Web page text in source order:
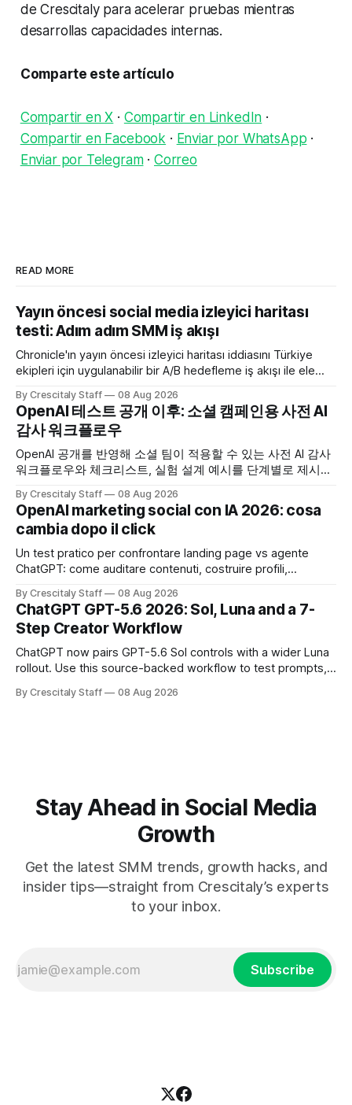
de Crescitaly para acelerar pruebas mientras
desarrollas capacidades internas.
Comparte este artículo
Compartir en X · Compartir en LinkedIn ·
Compartir en Facebook · Enviar por WhatsApp ·
Enviar por Telegram· Correo
READ MORE
Yayın öncesi social media izleyici haritası
testi: Adım adım SMM iş akışı
Chronicle'ın yayın öncesi izleyici haritası iddiasını Türkiye
ekipleri için uygulanabilir bir A/B hedefleme iş akışı ile ele
By Crescitaly Staff 08 Aug 2026
OpenAI 테스트 공개 이후: 소셜 캠페인용 사전 AI
감사 워크플로우
OpenAI 공개를 반영해 소셜 팀이 적용할 수 있는 사전 AI 감사
워크플로우와 체크리스트, 실험 설계 예시를 단계별로 제시합
By Crescitaly Staff 08 Aug 2026
OpenAI marketing social con IA 2026: cosa
cambia dopo il click
Un test pratico per confrontare landing page vs agente
ChatGPT: come auditare contenuti, costruire profili,
By Crescitaly Staff 08 Aug 2026
ChatGPT GPT-5.6 2026: Sol, Luna and a 7-
Step Creator Workflow
ChatGPT now pairs GPT-5.6 Sol controls with a wider Luna
rollout. Use this source-backed workflow to test prompts,
By Crescitaly Staff 08 Aug 2026
Stay Ahead in Social Media
Growth
Get the latest SMM trends, growth hacks, and
insider tips—straight from Crescitaly’s experts
to your inbox.
Subscribe